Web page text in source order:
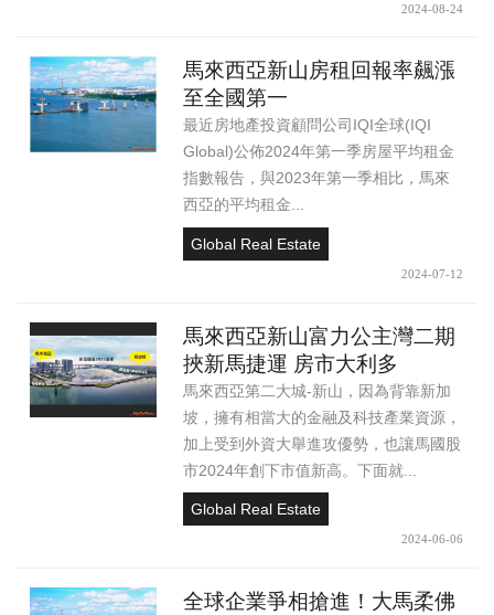
2024-08-24
馬來西亞新山房租回報率飆漲
至全國第一
最近房地產投資顧問公司IQI全球(IQI
Global)公佈2024年第一季房屋平均租金
指數報告，與2023年第一季相比，馬來
西亞的平均租金...
Global Real Estate
2024-07-12
馬來西亞新山富力公主灣二期
挾新馬捷運 房市大利多
馬來西亞第二大城-新山，因為背靠新加
坡，擁有相當大的金融及科技產業資源，
加上受到外資大舉進攻優勢，也讓馬國股
市2024年創下市值新高。下面就...
Global Real Estate
2024-06-06
全球企業爭相搶進！大馬柔佛